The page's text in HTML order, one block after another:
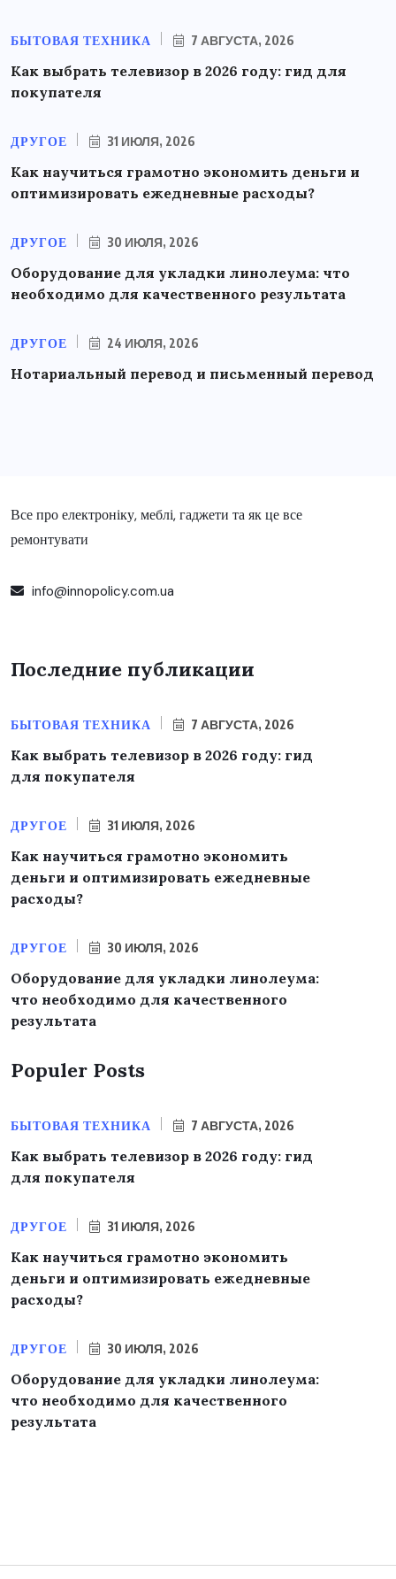
БЫТОВАЯ ТЕХНИКА 7 АВГУСТА, 2026
Как выбрать телевизор в 2026 году: гид для
покупателя
ДРУГОЕ 31 ИЮЛЯ, 2026
Как научиться грамотно экономить деньги и
оптимизировать ежедневные расходы?
ДРУГОЕ 30 ИЮЛЯ, 2026
Оборудование для укладки линолеума: что
необходимо для качественного результата
ДРУГОЕ 24 ИЮЛЯ, 2026
Нотариальный перевод и письменный перевод
Все про електроніку, меблі, гаджети та як це все
ремонтувати
info@innopolicy.com.ua
Последние публикации
БЫТОВАЯ ТЕХНИКА 7 АВГУСТА, 2026
Как выбрать телевизор в 2026 году: гид
для покупателя
ДРУГОЕ 31 ИЮЛЯ, 2026
Как научиться грамотно экономить
деньги и оптимизировать ежедневные
расходы?
ДРУГОЕ 30 ИЮЛЯ, 2026
Оборудование для укладки линолеума:
что необходимо для качественного
результата
Populer Posts
БЫТОВАЯ ТЕХНИКА 7 АВГУСТА, 2026
Как выбрать телевизор в 2026 году: гид
для покупателя
ДРУГОЕ 31 ИЮЛЯ, 2026
Как научиться грамотно экономить
деньги и оптимизировать ежедневные
расходы?
ДРУГОЕ 30 ИЮЛЯ, 2026
Оборудование для укладки линолеума:
что необходимо для качественного
результата